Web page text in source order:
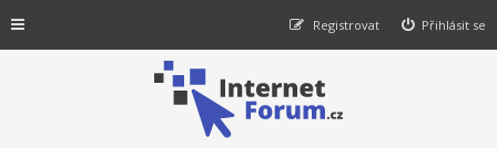
Přihlásit se
Registrovat